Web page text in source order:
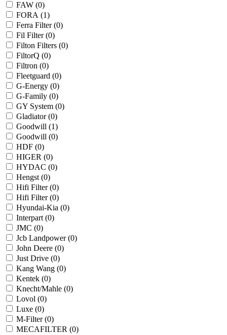
FAW (0)
FORA (1)
Ferra Filter (0)
Fil Filter (0)
Filton Filters (0)
FiltorQ (0)
Filtron (0)
Fleetguard (0)
G-Energy (0)
G-Family (0)
GY System (0)
Gladiator (0)
Goodwill (1)
Goodwill (0)
HDF (0)
HIGER (0)
HYDAC (0)
Hengst (0)
Hifi Filter (0)
Hifi Filter (0)
Hyundai-Kia (0)
Interpart (0)
JMC (0)
Jcb Landpower (0)
John Deere (0)
Just Drive (0)
Kang Wang (0)
Kentek (0)
Knecht/Mahle (0)
Lovol (0)
Luxe (0)
M-Filter (0)
MECAFILTER (0)